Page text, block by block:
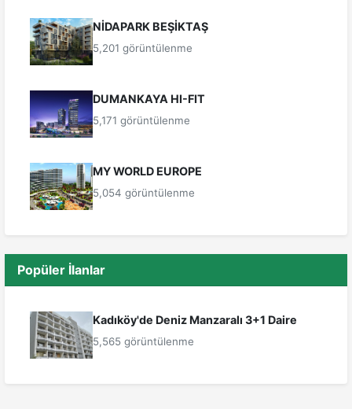
NİDAPARK BEŞİKTAŞ
5,201 görüntülenme
DUMANKAYA HI-FIT
5,171 görüntülenme
MY WORLD EUROPE
5,054 görüntülenme
Popüler İlanlar
Kadıköy'de Deniz Manzaralı 3+1 Daire
5,565 görüntülenme